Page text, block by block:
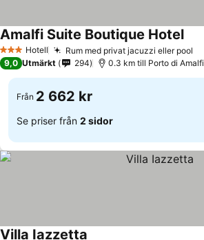
3 StjärnorHotell Rum med privat jacuzzi eller pool
Amalfi Suite Boutique Hotel
9,0 Utmärkt 294 0.3 km till Porto di Amalfi
Från 2 662 kr
Se priser från 2 sidor
Villa Iazzetta